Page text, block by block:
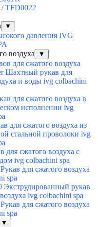
TFD0022
▼
давления IVG
воздуха
▼
для сжатого воздуха
Шахтный рукав для
и воды ivg colbachini
для сжатого воздуха в
исполнении ivg
для сжатого воздуха из
стальной проволоки ivg
для сжатого воздуха с
ivg colbachini spa
для сжатого воздуха
spa
Экструдированный рукав
ivg colbachini spa
для сжатого воздуха
spa
▼